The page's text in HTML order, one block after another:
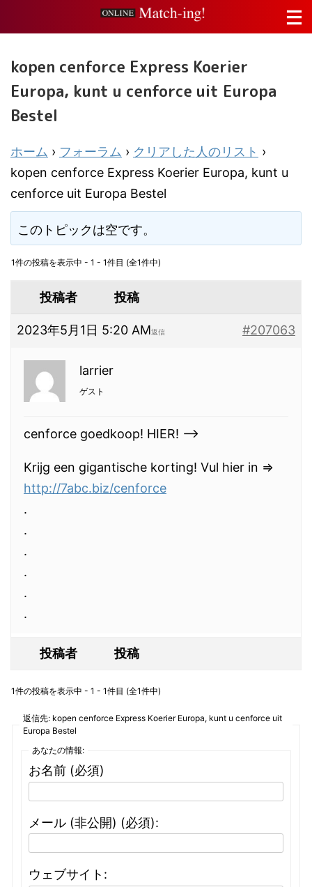
kopen cenforce Express Koerier
Europa, kunt u cenforce uit Europa
Bestel
ホーム › フォーラム › クリアした人のリスト ›
kopen cenforce Express Koerier Europa, kunt u
cenforce uit Europa Bestel
このトピックは空です。
1件の投稿を表示中 - 1 - 1件目 (全1件中)
投稿者 投稿
2023年5月1日 5:20 AM #207063
返信
larrier
ゲスト
cenforce goedkoop! HIER! —>
Krijg een gigantische korting! Vul hier in =>
http://7abc.biz/cenforce
.
.
.
.
.
.
投稿者 投稿
1件の投稿を表示中 - 1 - 1件目 (全1件中)
返信先: kopen cenforce Express Koerier Europa, kunt u cenforce uit
Europa Bestel
あなたの情報:
お名前 (必須)
メール (非公開) (必須):
ウェブサイト: